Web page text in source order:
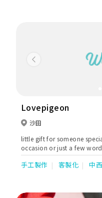
人造香精、人造色素呢！
Previous
Lovepigeon
沙田
little gift for someone
occasion or just a few
:) we also decorate sweet
手工製作 客製化 中